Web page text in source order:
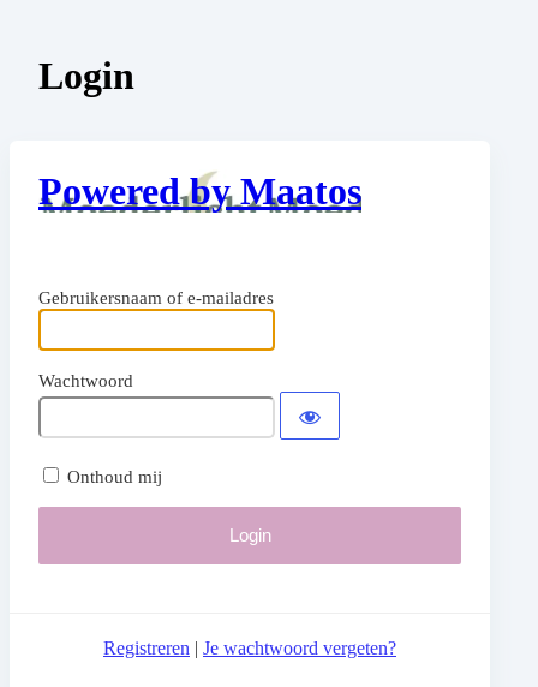
Login
Powered by Maatos
Gebruikersnaam of e-mailadres
Wachtwoord
Onthoud mij
Registreren | Je wachtwoord vergeten?